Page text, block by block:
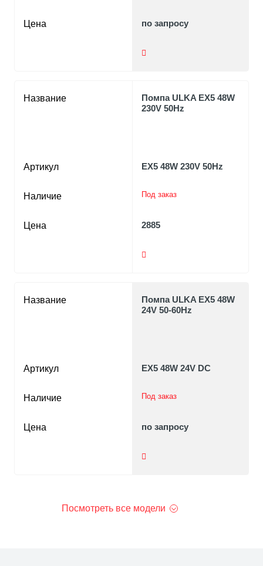
Цена по запросу
Название
Артикул
Наличие
Цена
Помпа ULKA EX5 48W
230V 50Hz
EX5 48W 230V 50Hz
Под заказ
2885
Название
Артикул
Наличие
Цена
Помпа ULKA EX5 48W
24V 50-60Hz
EX5 48W 24V DC
Под заказ
по запросу
Посмотреть все модели